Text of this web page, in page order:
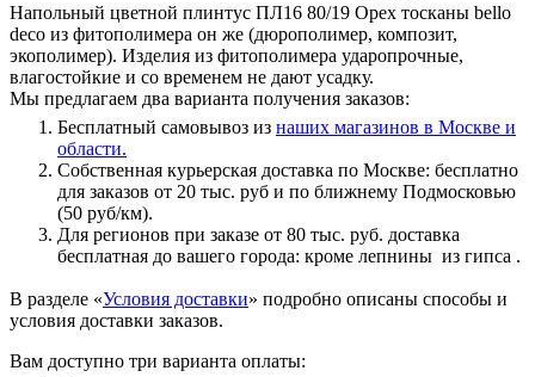
Напольный цветной плинтус ПЛ16 80/19 Орех тосканы bello
deco из фитополимера он же (дюрополимер, композит,
экополимер). Изделия из фитополимера ударопрочные,
влагостойкие и со временем не дают усадку.
Мы предлагаем два варианта получения заказов:
Бесплатный самовывоз из наших магазинов в Москве и
области.
Собственная курьерская доставка по Москве: бесплатно
для заказов от 20 тыс. руб и по ближнему Подмосковью
(50 руб/км).
Для регионов при заказе от 80 тыс. руб. доставка
бесплатная до вашего города: кроме лепнины из гипса .
В разделе «Условия доставки» подробно описаны способы и
условия доставки заказов.
Вам доступно три варианта оплаты: